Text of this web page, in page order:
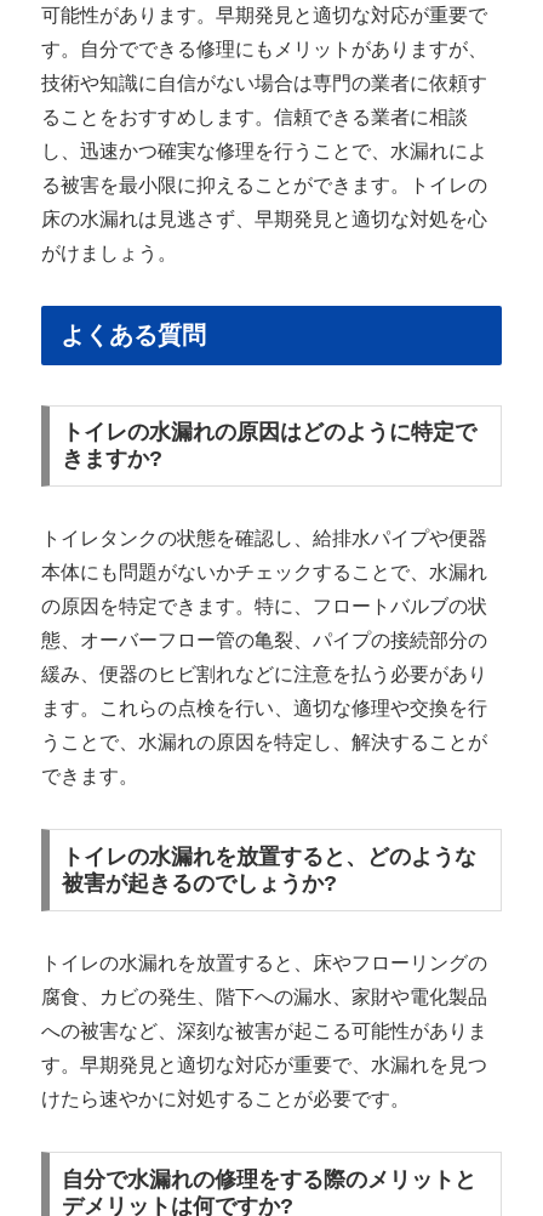
可能性があります。早期発見と適切な対応が重要で
す。自分でできる修理にもメリットがありますが、
技術や知識に自信がない場合は専門の業者に依頼す
ることをおすすめします。信頼できる業者に相談
し、迅速かつ確実な修理を行うことで、水漏れによ
る被害を最小限に抑えることができます。トイレの
床の水漏れは見逃さず、早期発見と適切な対処を心
がけましょう。
よくある質問
トイレの水漏れの原因はどのように特定で
きますか?
トイレタンクの状態を確認し、給排水パイプや便器
本体にも問題がないかチェックすることで、水漏れ
の原因を特定できます。特に、フロートバルブの状
態、オーバーフロー管の亀裂、パイプの接続部分の
緩み、便器のヒビ割れなどに注意を払う必要があり
ます。これらの点検を行い、適切な修理や交換を行
うことで、水漏れの原因を特定し、解決することが
できます。
トイレの水漏れを放置すると、どのような
被害が起きるのでしょうか?
トイレの水漏れを放置すると、床やフローリングの
腐食、カビの発生、階下への漏水、家財や電化製品
への被害など、深刻な被害が起こる可能性がありま
す。早期発見と適切な対応が重要で、水漏れを見つ
けたら速やかに対処することが必要です。
自分で水漏れの修理をする際のメリットと
デメリットは何ですか?